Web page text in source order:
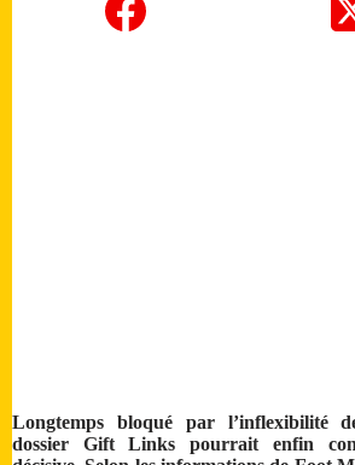
Longtemps bloqué par l’inflexibilité
dossier Gift Links pourrait enfin